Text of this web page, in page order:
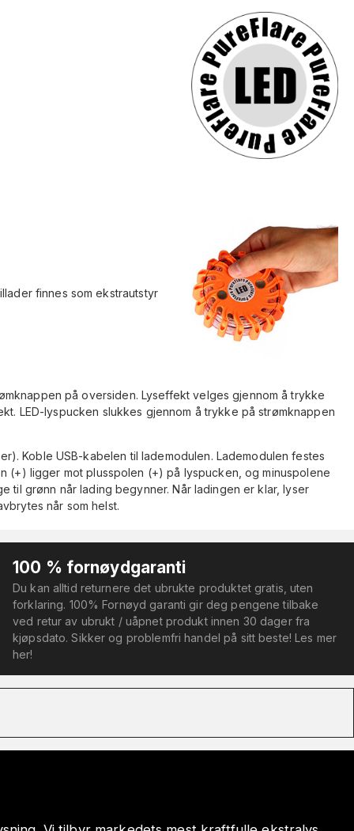
finnes som ekstrautstyr
på oversiden. Lyseffekt velges gjennom å trykke
LED-lyspucken slukkes gjennom å trykke på strømknappen
Koble USB-kabelen til lademodulen. Lademodulen festes
(+) ligger mot plusspolen (+) på lyspucken, og minuspolene
til grønn når lading begynner. Når ladingen er klar, lyser
når som helst.
100 % fornøydgaranti
Du kan alltid returnere det ubrukte produktet gratis, uten
forklaring. 100% Fornøyd garanti gir deg pengene tilbake
ved retur av ubrukt / uåpnet produkt innen 30 dager fra
kjøpsdato. Sikker og problemfri handel på sitt beste! Les mer
her!